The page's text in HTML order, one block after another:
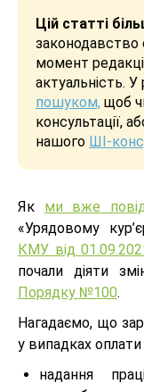
Цій статті
законодавство
момент
актуальність. У
пошуком, щоб
консультації,
нашого ШІ-
Як ми вже
«Урядовому
КМУ від
почали діяти
Порядку №100.
Нагадаємо, що
у випадках оплати
надання